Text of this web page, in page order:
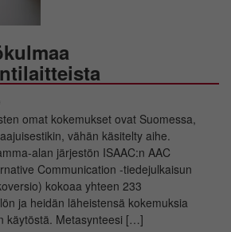
omat kokemukset ovat Suomessa,
vähän käsitelty aihe.
alan järjestön ISAAC:n AAC
Communication -tiedejulkaisun
kokoaa yhteen 233
ja heidän läheistensä kokemuksia
käytöstä. Metasynteesi […]